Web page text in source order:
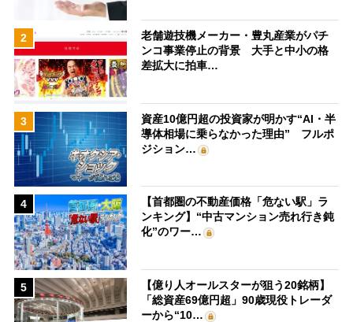
2
老舗遊技機メーカー・豊丸産業がパチ
ンコ事業停止の背景 大手と中小の格
差拡大に拍車…
3
資産10億円超の投資家が明かす“AI・半
導体相場に乗らなかった理由” フルポ
ジション…
4
【首都圏の不動産価格「危ない駅」ラ
ンキング】“中古マンション売れ行き鈍
化”のワー…
5
【億り人オールスターが狙う20銘柄】
「総資産69億円超」90歳現役トレーダ
ーから“10…